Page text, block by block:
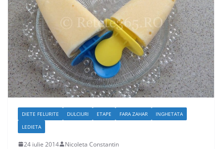
DIETE FELURITE DULCIURI ETAPE FARA ZAHAR
INGHETATA
LEDIETA
24 iulie 2014 Nicoleta Constantin